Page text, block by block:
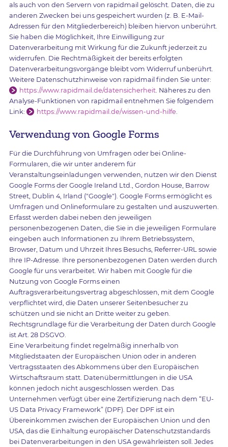
als auch von den Servern von rapidmail gelöscht. Daten, die zu
anderen Zwecken bei uns gespeichert wurden (z. B. E-Mail-
Adressen für den Mitgliederbereich) bleiben hiervon unberührt.
Sie haben die Möglichkeit, Ihre Einwilligung zur
Datenverarbeitung mit Wirkung für die Zukunft jederzeit zu
widerrufen. Die Rechtmäßigkeit der bereits erfolgten
Datenverarbeitungsvorgänge bleibt vom Widerruf unberührt.
Weitere Datenschutzhinweise von rapidmail finden Sie unter:
https://www.rapidmail.de/datensicherheit. Näheres zu den
Analyse-Funktionen von rapidmail entnehmen Sie folgendem
Link:
https://www.rapidmail.de/wissen-und-hilfe
Verwendung von Google Forms
Für die Durchführung von Umfragen oder bei Online-
Formularen, die wir unter anderem für
Veranstaltungseinladungen verwenden, nutzen wir den Dienst
Google Forms der Google Ireland Ltd., Gordon House, Barrow
Street, Dublin 4, Irland ("Google"). Google Forms ermöglicht es
Umfragen und Onlineformulare zu gestalten und auszuwerten.
Erfasst werden dabei neben den jeweiligen
personenbezogenen Daten, die Sie in die jeweiligen Formulare
eingeben auch Informationen zu Ihrem Betriebssystem,
Browser, Datum und Uhrzeit Ihres Besuchs, Referrer-URL sowie
Ihre IP-Adresse. Ihre personenbezogenen Daten werden durch
Google für uns verarbeitet. Wir haben mit Google für die
Nutzung von Google Forms einen
Auftragsverarbeitungsvertrag abgeschlossen, mit dem Google
verpflichtet wird, die Daten unserer Seitenbesucher zu
schützen und sie nicht an Dritte weiter zu geben.
Rechtsgrundlage für die Verarbeitung der Daten durch Google
ist Art. 28 DSGVO.
Eine Verarbeitung findet regelmäßig innerhalb von
Mitgliedstaaten der Europäischen Union oder in anderen
Vertragsstaaten des Abkommens über den Europäischen
Wirtschaftsraum statt. Datenübermittlungen in die USA
können jedoch nicht ausgeschlossen werden. Das
Unternehmen verfügt über eine Zertifizierung nach dem “EU-
US Data Privacy Framework” (DPF). Der DPF ist ein
Übereinkommen zwischen der Europäischen Union und den
USA, das die Einhaltung europäischer Datenschutzstandards
bei Datenverarbeitungen in den USA gewährleisten soll. Jedes